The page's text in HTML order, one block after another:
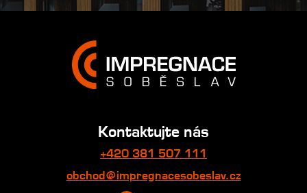
Kontaktujte nás
+420 381 507 111
obchod@impregnacesobeslav.cz